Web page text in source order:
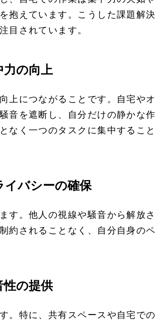
抱えています。こうした課題解決
目されています。
力の向上
上につながることです。自宅やオ
音を遮断し、自分だけの静かな作
なく一つのタスクに集中すること
イバシーの確保
す。他人の視線や騒音から解放さ
約されることなく、自分自身のペ
性の提供
。特に、共有スペースや自宅での